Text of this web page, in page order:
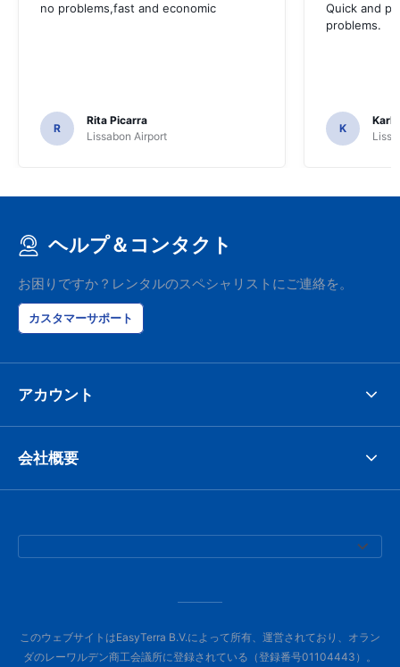
no problems,fast and economic
R
Rita Picarra
Lissabon Airport
Quick and
problems.
K
Karl
ヘルプ＆コンタクト
お困りですか？レンタルのスペシャリストにご連絡を。
カスタマーサポート
アカウント
会社概要
このウェブサイトはEasyTerra B.V.によって所有、運営されており、オラン
ダのレーワルデン商工会議所に登録されている（登録番号01104443）。